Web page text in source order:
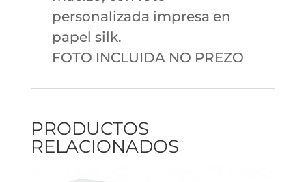
personalizada impresa en
papel silk.
FOTO INCLUIDA NO PREZO
PRODUCTOS
RELACIONADOS